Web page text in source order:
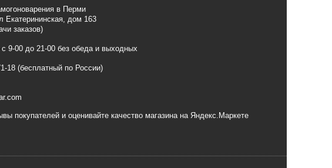
в Перми
Екатерининская, дом 163
заказов)
9-00 до 21-00 без обеда и выходных
18 (бесплатный по России)